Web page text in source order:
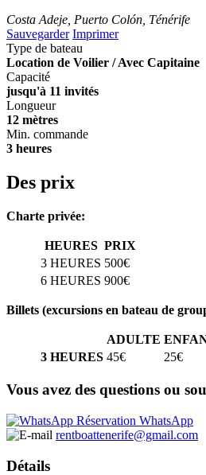
Costa Adeje, Puerto Colón, Ténérife
Sauvegarder Imprimer
Type de bateau
Location de Voilier / Avec Capitaine
Capacité
jusqu'à 11 invités
Longueur
12 mètres
Min. commande
3 heures
Des prix
Charte privée:
HEURES PRIX
3 HEURES 500€
6 HEURES 900€
Billets (excursions en bateau de
ADULTE
3 HEURES 45€ 25€
Vous avez des questions ou
Réservation WhatsApp
rentboattenerife@gmail.com
Détails